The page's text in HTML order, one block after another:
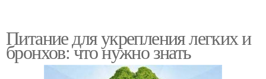
Питание для укрепления легких и
бронхов: что нужно знать